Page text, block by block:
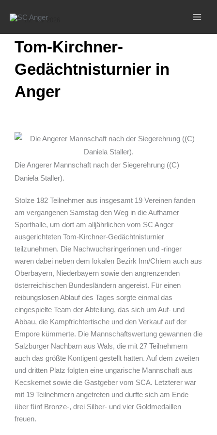
Inhalt
springen
10. Mai 2026
Tom-Kirchner-
Gedächtnisturnier in
Anger
Die Angerer Mannschaft nach der Siegerehrung ((C)
Daniela Staller).
Stolze 182 Teilnehmer aus insgesamt 19 Vereinen fanden
am vergangenen Samstag den Weg in die Aufhamer
Sporthalle, um dort am alljährlichen vom SC Anger
ausgerichteten Tom-Kirchner-Gedächtnisturnier
teilzunehmen. Die Nachwuchsringerinnen und -ringer
waren dabei neben dem lokalen Bezirk Inn/Chiem auch aus
Oberbayern, Niederbayern sowie den angrenzenden
österreichischen Bundesländern angereist. Für einen
reibungslosen Ablauf des Tages sorgte einmal das
eingespielte Team der Abteilung, das sich um Auf- und
Abbau, die Kampfrichtertische und den Verkauf auf der
Empore kümmerte. Die Mannschaftswertung gewannen die
Salzburger Nachbarn aus Wals, die mit 27 Teilnehmern
auch das größte Kontigent gestellt hatten. Auf dem zweiten
und dritten Platz folgten eine ungarische Mannschaft aus
Kecskemet sowie die Gastgeber vom SCA. Letzterer war
mit 19 Teilnehmern angetreten und durfte sich am Ende
über fünf Bronze-, drei Silber- und vier Goldmedaillen
freuen.